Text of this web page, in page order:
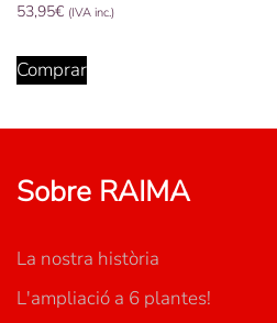
53,95€ (IVA inc.)
Comprar
Sobre RAIMA
La nostra història
L'ampliació a 6 plantes!